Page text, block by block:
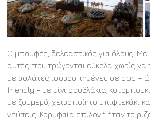
Ο μπουφές, δελεαστικός για όλους.
αυτές που τρώγονται εύκολα χωρίς να
με σαλάτες ισορροπημένες σε σως –
friendly – με μίνι σουβλάκια,
με ζουμερό, χειροποίητο μπιφτεκάκι
γεύσεις. Κορυφαία επιλογή ήταν το